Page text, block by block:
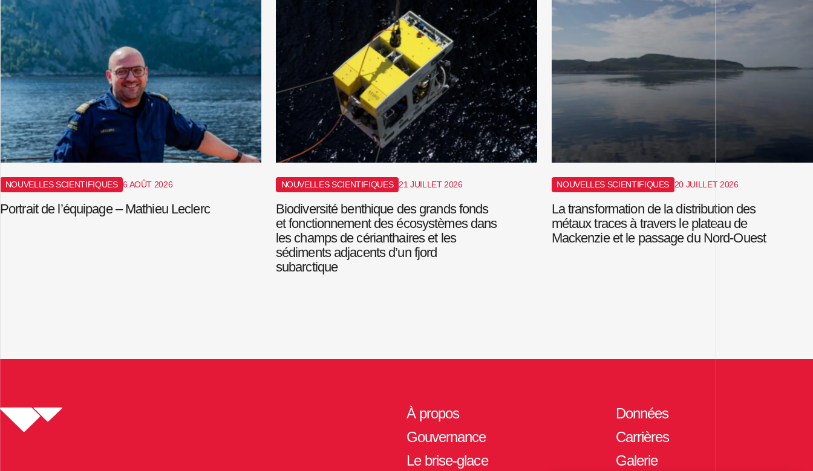
NOUVELLES SCIENTIFIQUES 6 AOÛT 2026
Portrait de l’équipage – Mathieu Leclerc
NOUVELLES SCIENTIFIQUES 21 JUILLET 2026
Biodiversité benthique des grands fonds
et fonctionnement des écosystèmes dans
les champs de cérianthaires et les
sédiments adjacents d’un fjord
subarctique
NOUVELLES SCIENTIFIQUES 20 JUILLET 2026
La transformation de la distribution des
métaux traces à travers le plateau de
Mackenzie et le passage du Nord-Ouest
Home
À propos
Gouvernance
Le brise-glace
Données
Carrières
Galerie